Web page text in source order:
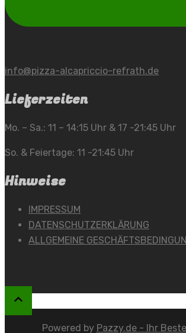
info@pizza-alcapriccio-refrath.de
Lieferzeiten
Mo. – Sa.: 11 – 14:15 Uhr & 17 -21:45 Uhr
So. & Feiertage: 11 -21:45 Uhr
Hinweise
IMPRESSUM
DATENSCHUTZERKLÄRUNG
ALLGEMEINE
Powered by Pazzy.de - Ihr